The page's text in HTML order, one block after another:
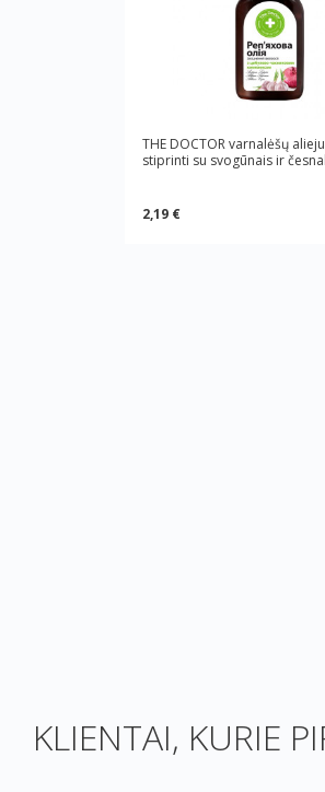
THE DOCTOR varnalėšų
stiprinti su svogūnais ir
2,19 €
KLIENTAI, KURIE